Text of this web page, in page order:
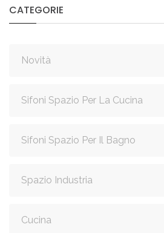
CATEGORIE
Novità
Sifoni Spazio Per La Cucina
Sifoni Spazio Per Il Bagno
Spazio Industria
Cucina